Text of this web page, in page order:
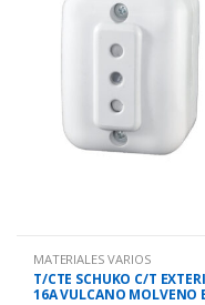
MATERIALES VARIOS
T/CTE SCHUKO C/T
16A VULCANO MOLVENO